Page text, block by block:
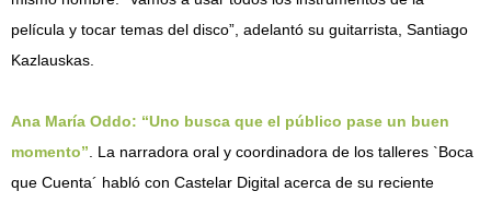
película y tocar temas del disco”, adelantó su guitarrista, Santiago
Kazlauskas.
Ana María Oddo: “Uno busca que el público pase un buen
momento” . La narradora oral y coordinadora de los talleres `Boca
que Cuenta´ habló con Castelar Digital acerca de su reciente